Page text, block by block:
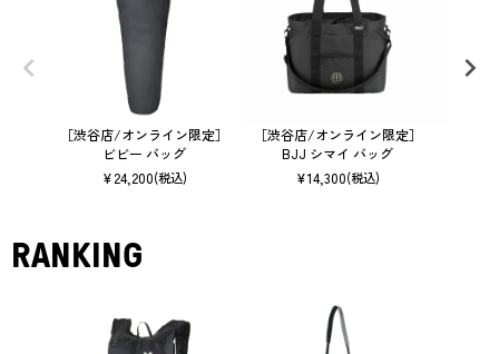
［渋谷店/オンライン限定］
ビビー バッグ
¥24,200(税込)
［渋谷店/オンライン限定］
BJJ シマイ バッグ
¥14,300(税込)
RANKING